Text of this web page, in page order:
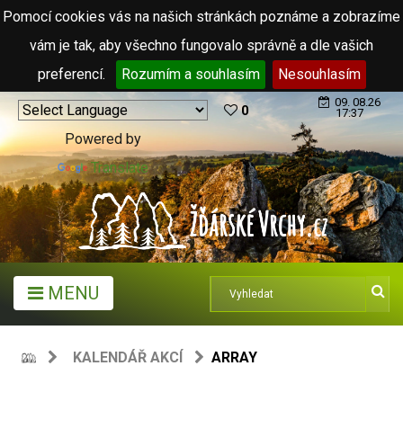
Pomocí cookies vás na našich stránkách poznáme a zobrazíme
vám je tak, aby všechno fungovalo správně a dle vašich
preferencí.
Rozumím a souhlasím Nesouhlasím
Powered by
Translate
0
09. 08.26
17:37
MENU
KALENDÁŘ AKCÍ ARRAY